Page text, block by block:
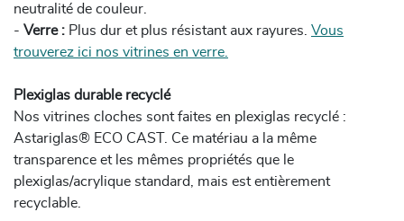
neutralité de couleur.
- Verre : Plus dur et plus résistant aux rayures. Vous
trouverez ici nos vitrines en verre.
Plexiglas durable recyclé
Nos vitrines cloches sont faites en plexiglas recyclé :
Astariglas® ECO CAST. Ce matériau a la même
transparence et les mêmes propriétés que le
plexiglas/acrylique standard, mais est entièrement
recyclable.